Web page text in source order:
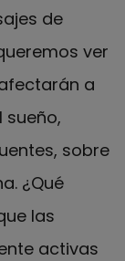
de
ver
a
sobre
¿Qué
las
activas